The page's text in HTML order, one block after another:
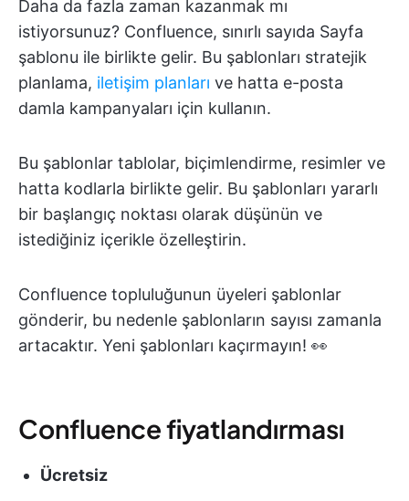
Daha da fazla zaman kazanmak mı
istiyorsunuz? Confluence, sınırlı sayıda Sayfa
şablonu ile birlikte gelir. Bu şablonları stratejik
planlama, iletişim planları ve hatta e-posta
damla kampanyaları için kullanın.
Bu şablonlar tablolar, biçimlendirme, resimler ve
hatta kodlarla birlikte gelir. Bu şablonları yararlı
bir başlangıç noktası olarak düşünün ve
istediğiniz içerikle özelleştirin.
Confluence topluluğunun üyeleri şablonlar
gönderir, bu nedenle şablonların sayısı zamanla
artacaktır. Yeni şablonları kaçırmayın! 👀
Confluence fiyatlandırması
Ücretsiz